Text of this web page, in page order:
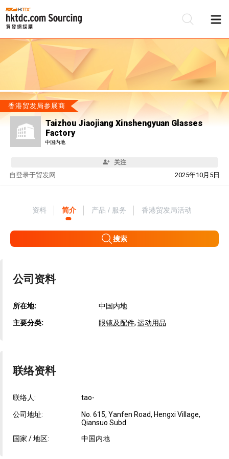
香港贸发局参展商
Taizhou Jiaojiang Xinshengyuan Glasses
Factory
中国内地
关注
自 2025年10月5日
登录于贸发网
资料 简介 产品 / 服务 香港贸发局活动
搜索
公司资料
所在地: 中国内地
主要分类: 眼镜及配件, 运动用品
联络资料
联络人: tao-
公司地址:
No. 615, Yanfen Road, Hengxi Village,
Qiansuo Subd
国家 / 地区:
中国内地